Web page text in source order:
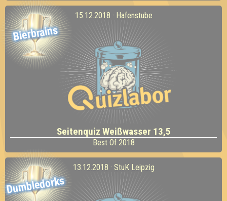
Bierbrains
15.12.2018 · Hafenstube
Seitenquiz Weißwasser 13,5
Best Of 2018
Dumbledorks
13.12.2018 · StuK Leipzig